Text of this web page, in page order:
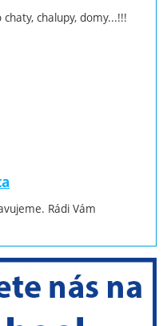
chalupy, domy...!!!
Rádi Vám